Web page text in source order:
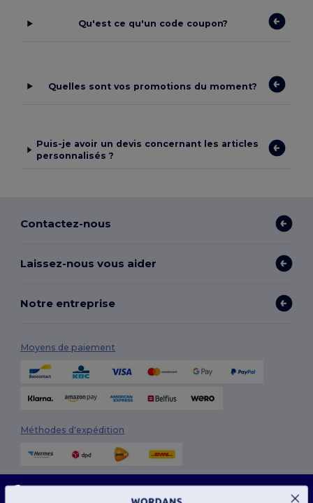
Qu'est ce qu'un code coupon?
Quelles sont vos promotions du moment?
Puis-je avoir un devis concernant les articles
personnalisés ?
Contactez-nous
Laissez-nous vous aider
Notre entreprise
Moyens de paiement
Méthodes d'expédition